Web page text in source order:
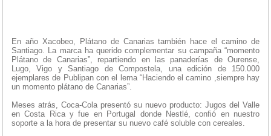
En año Xacobeo, Plátano de Canarias también hace el camino de
Santiago. La marca ha querido complementar su campaña “momento
Plátano de Canarias”, repartiendo en las panaderías de Ourense,
Lugo, Vigo y Santiago de Compostela, una edición de 150.000
ejemplares de Publipan con el lema “Haciendo el camino ,siempre hay
un momento plátano de Canarias”.
Meses atrás, Coca-Cola presentó su nuevo producto: Jugos del Valle
en Costa Rica y fue en Portugal donde Nestlé, confió en nuestro
soporte a la hora de presentar su nuevo café soluble con cereales.